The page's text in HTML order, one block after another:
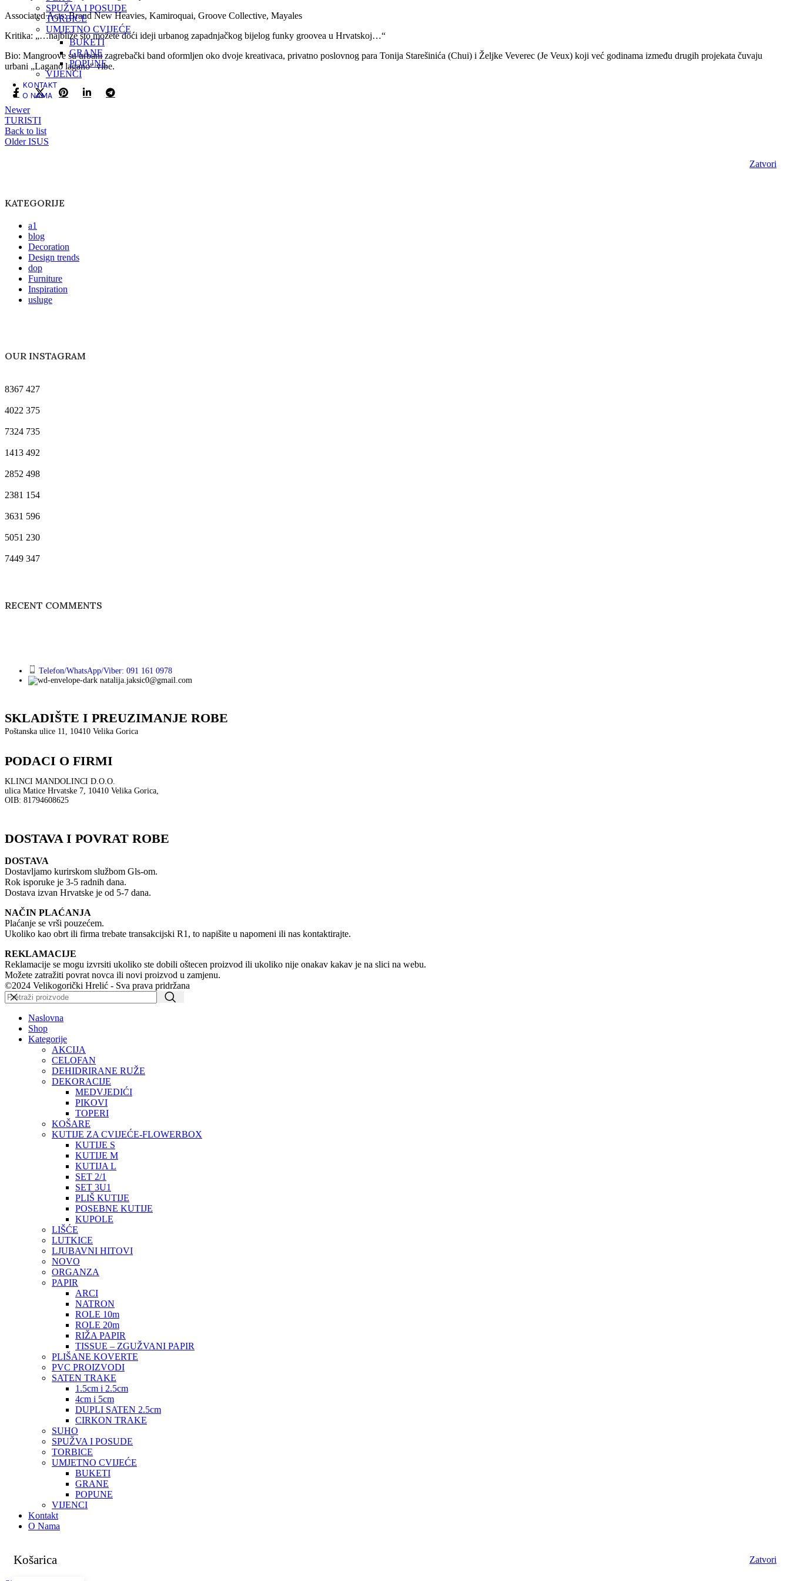
SPUŽVA I POSUDE
TORBICE
UMJETNO CVIJEĆE
BUKETI
GRANE
POPUNE
VIJENCI
KONTAKT
O NAMA
Associated Acts: Brand New Heavies, Kamiroquai, Groove Collective, Mayales
Kritika: „…najbliže što možete doći ideji urbanog zapadnjačkog bijelog funky groovea u Hrvatskoj…“
Bio: Mangroove su urbani zagrebački band oformljen oko dvoje kreativaca, privatno poslovnog para Tonija Starešinića (Chui) i Željke Veverec (Je Veux) koji već godinama između drugih projekata čuvaju
urbani „Lagano lagano“ vibe.
Newer
TURISTI
Back to list
Older ISUS
Zatvori
KATEGORIJE
a1
blog
Decoration
Design trends
dop
Furniture
Inspiration
usluge
OUR INSTAGRAM
8367 427
4022 375
7324 735
1413 492
2852 498
2381 154
3631 596
5051 230
7449 347
RECENT COMMENTS
Telefon/WhatsApp/Viber: 091 161 0978
natalija.jaksic0@gmail.com
SKLADIŠTE I PREUZIMANJE ROBE
Poštanska ulice 11, 10410 Velika Gorica
PODACI O FIRMI
KLINCI MANDOLINCI D.O.O.
ulica Matice Hrvatske 7, 10410 Velika Gorica,
OIB: 81794608625
DOSTAVA I POVRAT ROBE
DOSTAVA
Dostavljamo kurirskom službom Gls-om.
Rok isporuke je 3-5 radnih dana.
Dostava izvan Hrvatske je od 5-7 dana.
NAČIN PLAĆANJA
Plaćanje se vrši pouzećem.
Ukoliko kao obrt ili firma trebate transakcijski R1, to napišite u napomeni ili nas kontaktirajte.
REKLAMACIJE
Reklamacije se mogu izvrsiti ukoliko ste dobili oštecen proizvod ili ukoliko nije onakav kakav je na slici na webu.
Možete zatražiti povrat novca ili novi proizvod u zamjenu.
©2024 Velikogorički Hrelić - Sva prava pridržana
Naslovna
Shop
Kategorije
AKCIJA
CELOFAN
DEHIDRIRANE RUŽE
DEKORACIJE
MEDVJEDIĆI
PIKOVI
TOPERI
KOŠARE
KUTIJE ZA CVIJEĆE-FLOWERBOX
KUTIJE S
KUTIJE M
KUTIJA L
SET 2/1
SET 3U1
PLIŠ KUTIJE
POSEBNE KUTIJE
KUPOLE
LIŠĆE
LUTKICE
LJUBAVNI HITOVI
NOVO
ORGANZA
PAPIR
ARCI
NATRON
ROLE 10m
ROLE 20m
RIŽA PAPIR
TISSUE – ZGUŽVANI PAPIR
PLIŠANE KOVERTE
PVC PROIZVODI
SATEN TRAKE
1.5cm i 2.5cm
4cm i 5cm
DUPLI SATEN 2.5cm
CIRKON TRAKE
SUHO
SPUŽVA I POSUDE
TORBICE
UMJETNO CVIJEĆE
BUKETI
GRANE
POPUNE
VIJENCI
Kontakt
O Nama
Košarica Zatvori